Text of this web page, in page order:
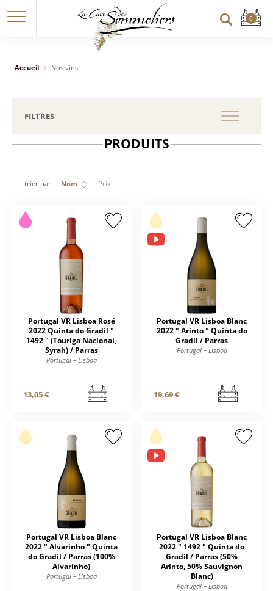
Accueil Nos vins
FILTRES
PRODUITS
trier par : Nom Prix
Portugal VR Lisboa Rosé
2022 Quinta do Gradil "
1492 " (Touriga Nacional,
Syrah) / Parras
Portugal – Lisboa
13,05 €
Portugal VR Lisboa Blanc
2022 " Arinto " Quinta do
Gradil / Parras
Portugal – Lisboa
19,69 €
Portugal VR Lisboa Blanc
2022 " Alvarinho " Quinta
do Gradil / Parras (100%
Alvarinho)
Portugal – Lisboa
Portugal VR Lisboa Blanc
2022 " 1492 " Quinta do
Gradil / Parras (50%
Arinto, 50% Sauvignon
Blanc)
Portugal – Lisboa